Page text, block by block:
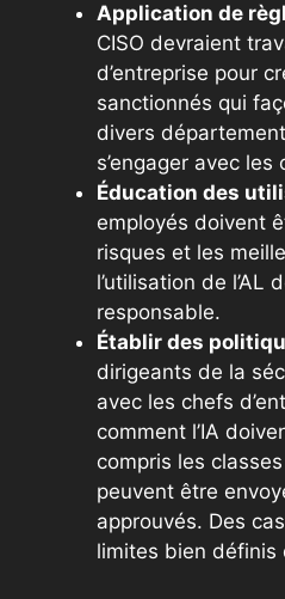
Application de
CISO devraient
d’entreprise pour
sanctionnés qui
divers
s’engager avec
Éducation des
employés doivent
risques et les
l’utilisation de l’AL
responsable.
Établir des
dirigeants de la
avec les chefs
comment l’IA
compris les
peuvent être
approuvés. Des
limites bien